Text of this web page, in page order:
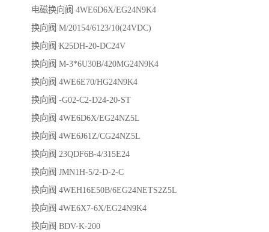
电磁换向阀 4WE6D6X/EG24N9K4
换向阀 M/20154/6123/10(24VDC)
换向阀 K25DH-20-DC24V
换向阀 M-3*6U30B/420MG24N9K4
换向阀 4WE6E70/HG24N9K4
换向阀 -G02-C2-D24-20-ST
换向阀 4WE6D6X/EG24NZ5L
换向阀 4WE6J61Z/CG24NZ5L
换向阀 23QDF6B-4/315E24
换向阀 JMN1H-5/2-D-2-C
换向阀 4WEH16E50B/6EG24NETS2Z5L
换向阀 4WE6X7-6X/EG24N9K4
换向阀 BDV-K-200